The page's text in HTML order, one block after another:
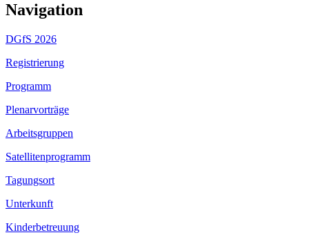
Navigation
DGfS 2026
Registrierung
Programm
Plenarvorträge
Arbeitsgruppen
Satellitenprogramm
Tagungsort
Unterkunft
Kinderbetreuung